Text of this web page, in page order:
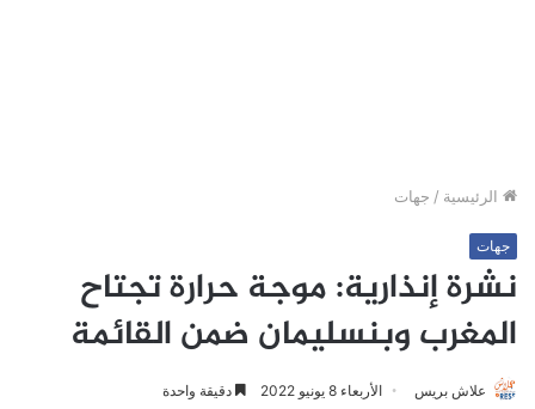
الرئيسية / جهات
جهات
نشرة إنذارية: موجة حرارة تجتاح
المغرب وبنسليمان ضمن القائمة
علاش بريس الأربعاء 8 يونيو 2022 دقيقة واحدة